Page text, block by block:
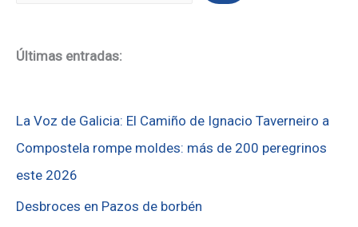
Últimas entradas:
La Voz de Galicia: El Camiño de Ignacio Taverneiro a
Compostela rompe moldes: más de 200 peregrinos
este 2026
Desbroces en Pazos de borbén